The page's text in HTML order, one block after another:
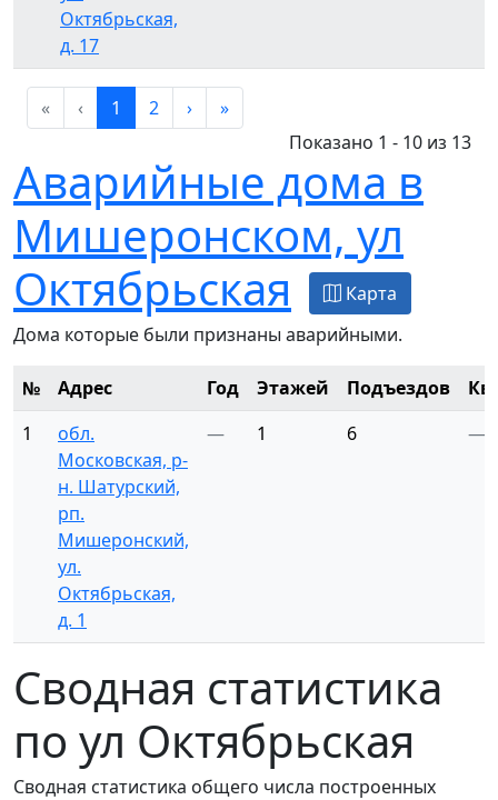
Октябрьская,
д. 17
« ‹ 1 2 ›
»
Показано 1 - 10 из 13
Аварийные дома в
Мишеронском, ул
Октябрьская
Карта
Дома которые были признаны аварийными.
№ Адрес Год Этажей Подъездов
1
обл.
Московская, р-
н. Шатурский,
рп.
Мишеронский,
ул.
Октябрьская,
д. 1
— 1 6 —
Сводная статистика
по ул Октябрьская
Сводная статистика общего числа построенных